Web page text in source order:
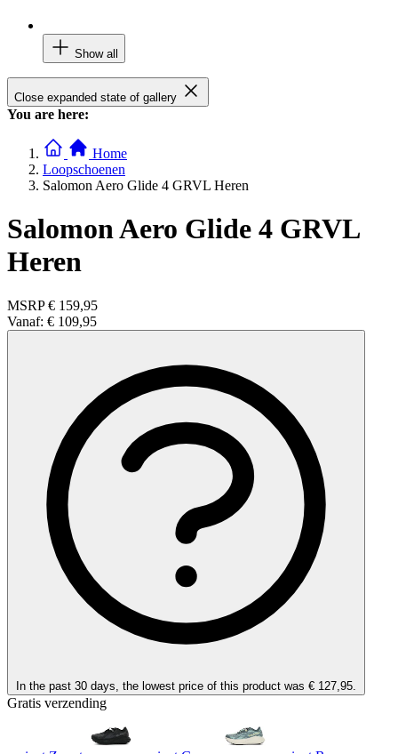
Show all
Close expanded state of gallery
You are here:
Home
Loopschoenen
Salomon Aero Glide 4 GRVL Heren
Salomon Aero Glide 4 GRVL
Heren
MSRP € 159,95
Vanaf: € 109,95
In the past 30 days, the lowest price of this product was € 127,95.
Gratis verzending